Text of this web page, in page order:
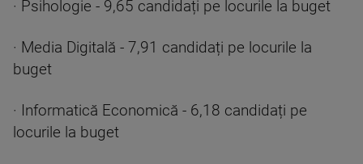
· Psihologie - 9,65 candidați pe locurile la buget
· Media Digitală - 7,91 candidați pe locurile la
buget
· Informatică Economică - 6,18 candidați pe
locurile la buget